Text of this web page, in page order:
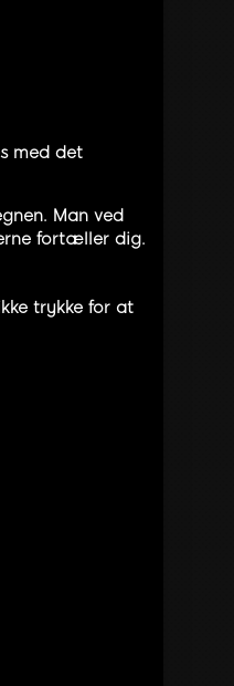
med det
Man ved
fortæller dig.
trykke for at